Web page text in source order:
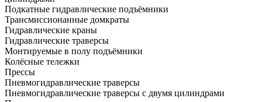
Подкатные гидравлические подъёмники
Трансмиссионанные домкраты
Гидравлические краны
Гидравлические траверсы
Монтируемые в полу подъёмники
Колёсные тележки
Прессы
Пневмогидравлические траверсы
Пневмогидравлические траверсы с двумя цилиндрами